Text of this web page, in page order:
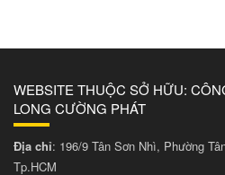
WEBSITE THUỘC SỞ HỮU:
LONG CƯỜNG PHÁT
Địa chỉ: 196/9 Tân Sơn Nhì, Phường
Tp.HCM